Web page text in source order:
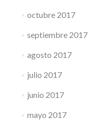
octubre 2017
septiembre 2017
agosto 2017
julio 2017
junio 2017
mayo 2017